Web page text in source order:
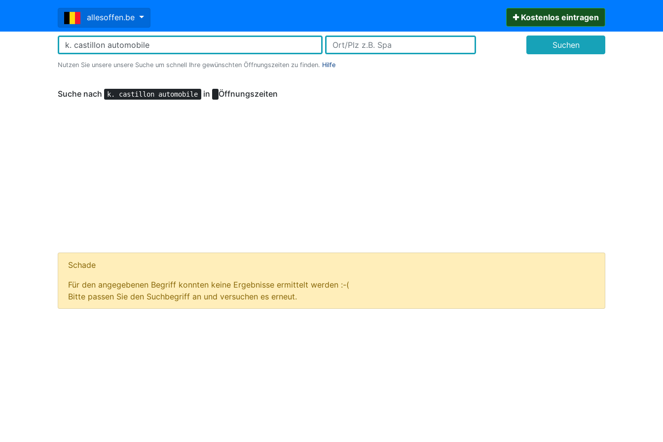
allesoffen.be ✚ Kostenlos eintragen
Nutzen Sie unsere unsere Suche um schnell Ihre gewünschten Öffnungszeiten zu finden. Hilfe
Suchen
Suche nach k. castillon automobile in Öffnungszeiten
Schade
Für den angegebenen Begriff konnten keine Ergebnisse ermittelt werden :-(
Bitte passen Sie den Suchbegriff an und versuchen es erneut.